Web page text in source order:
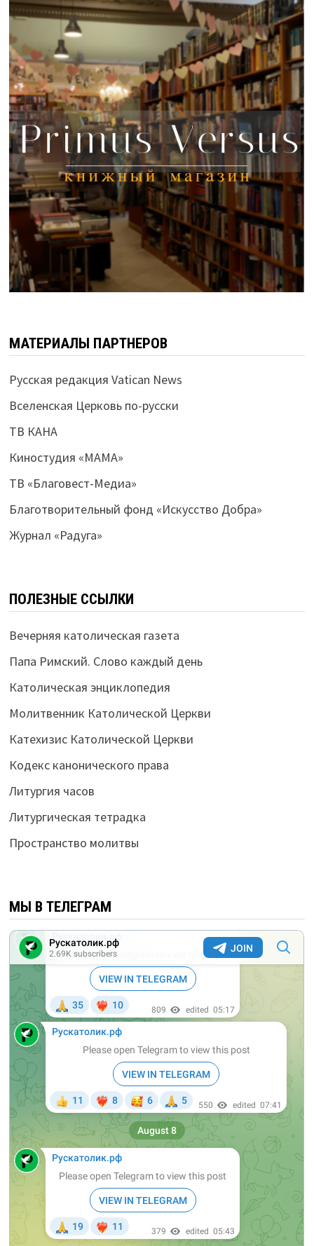
МАТЕРИАЛЫ ПАРТНЕРОВ
Русская редакция Vatican News
Вселенская Церковь по-русски
ТВ КАНА
Киностудия «МАМА»
ТВ «Благовест-Медиа»
Благотворительный фонд «Искусство Добра»
Журнал «Радуга»
ПОЛЕЗНЫЕ ССЫЛКИ
Вечерняя католическая газета
Папа Римский. Слово каждый день
Католическая энциклопедия
Молитвенник Католической Церкви
Катехизис Католической Церкви
Кодекс канонического права
Литургия часов
Литургическая тетрадка
Пространство молитвы
МЫ В ТЕЛЕГРАМ